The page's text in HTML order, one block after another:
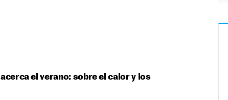
el verano: sobre el calor y los